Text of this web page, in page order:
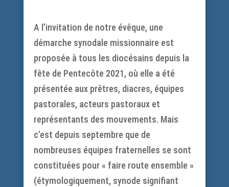
A l’invitation de notre évêque, une
démarche synodale missionnaire est
proposée à tous les diocésains depuis la
fête de Pentecôte 2021, où elle a été
présentée aux prêtres, diacres, équipes
pastorales, acteurs pastoraux et
représentants des mouvements. Mais
c’est depuis septembre que de
nombreuses équipes fraternelles se sont
constituées pour « faire route ensemble »
(étymologiquement, synode signifiant